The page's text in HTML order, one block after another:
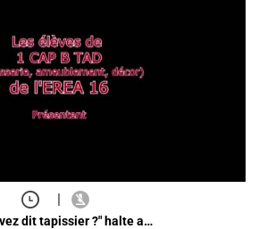
|
dit tapissier ?" halte a…